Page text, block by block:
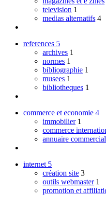
television 1
medias alternatifs 4
references 5
archives 1
normes 1
bibliographie 1
musees 1
bibliotheques 1
commerce et economie 4
immobilier 1
commerce
annuaire
internet 5
création site 3
outils webmaster 1
promotion et